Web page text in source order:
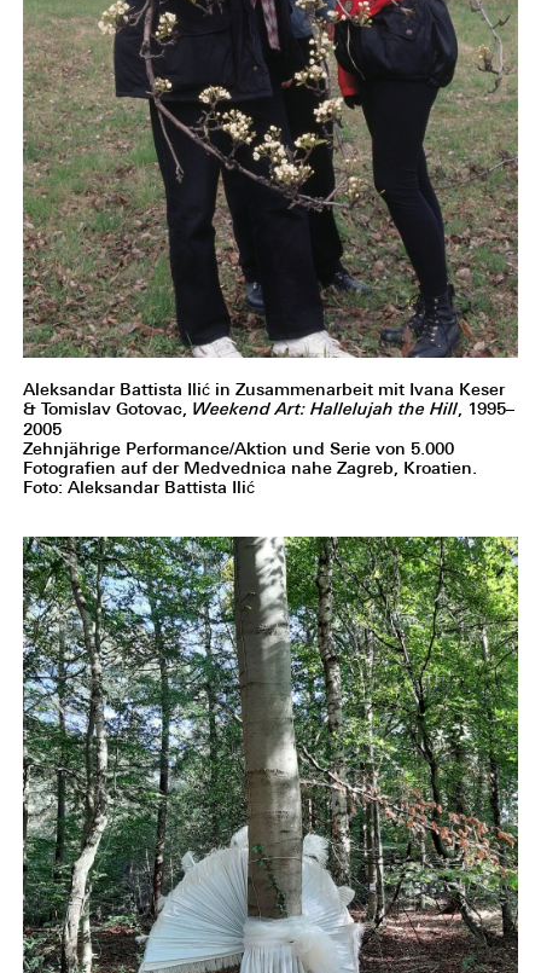
Aleksandar Battista Ilić in Zusammenarbeit mit Ivana Keser
& Tomislav Gotovac, Weekend Art: Hallelujah the Hill, 1995–
2005
Zehnjährige Performance/Aktion und Serie von 5.000
Fotografien auf der Medvednica nahe Zagreb, Kroatien.
Foto: Aleksandar Battista Ilić